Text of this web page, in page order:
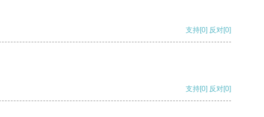
支持[0] 反对[0]
支持[0] 反对[0]